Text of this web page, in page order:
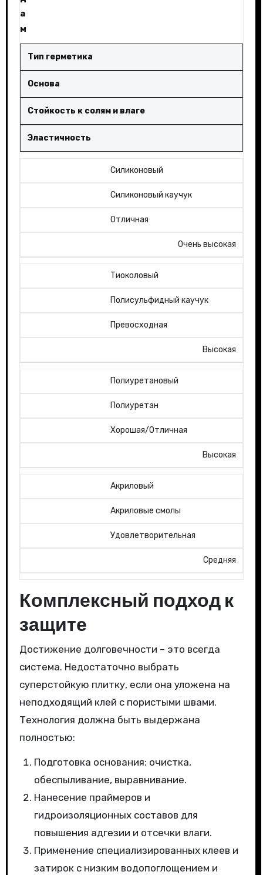
а
м
Тип герметика
Основа
Стойкость к солям и влаге
Эластичность
Силиконовый
Силиконовый каучук
Отличная
Очень высокая
Тиоколовый
Полисульфидный каучук
Превосходная
Высокая
Полиуретановый
Полиуретан
Хорошая/Отличная
Высокая
Акриловый
Акриловые смолы
Удовлетворительная
Средняя
Комплексный подход к
защите
Достижение долговечности – это всегда
система. Недостаточно выбрать
суперстойкую плитку, если она уложена на
неподходящий клей с пористыми швами.
Технология должна быть выдержана
полностью:
Подготовка основания: очистка,
обеспыливание, выравнивание.
Нанесение праймеров и
гидроизоляционных составов для
повышения адгезии и отсечки влаги.
Применение специализированных клеев и
затирок с низким водопоглощением и